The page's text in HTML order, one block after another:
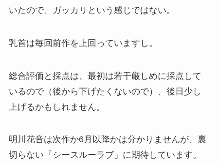
いたので、ガッカリという感じではない。
乳首は毎回前作を上回っていますし。
総合評価と採点は、最初は若干厳しめに採点して
いるので（後から下げたくないので）、後日少し
上げるかもしれません。
明川花音は次作か6月以降かは分かりませんが、裏
切らない「シースルーラブ」に期待しています。